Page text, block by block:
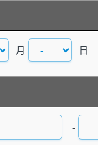
月 日
-